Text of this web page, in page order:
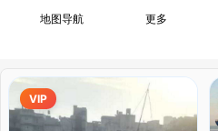
地图导航 更多
VIP